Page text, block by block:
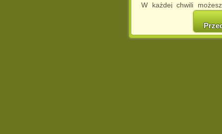
W każdej chwili
cookies w swojej
w naszej
http://chomikuj.pl/